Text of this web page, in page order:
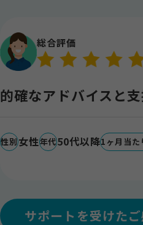
総合評価
的確なアドバイスと
性別女性年代50代以降1ヶ月当た
サポートを受けた